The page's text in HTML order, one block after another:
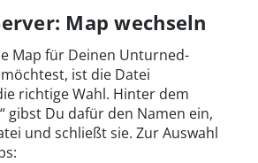
Map wechseln
Map für Deinen Unturned-
ist die Datei
richtige Wahl. Hinter dem
gibst Du dafür den Namen ein,
und schließt sie. Zur Auswahl